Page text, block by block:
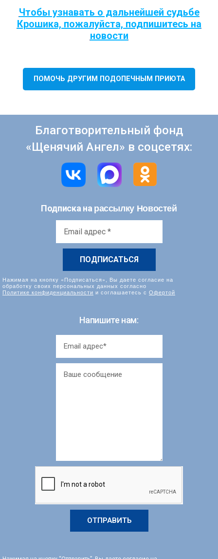
Чтобы узнавать о дальнейшей судьбе
Крошика, пожалуйста, подпишитесь на
новости
ПОМОЧЬ ДРУГИМ ПОДОПЕЧНЫМ ПРИЮТА
Благотворительный фонд
«Щенячий Ангел» в соцсетях:
Подписка на рассылку Новостей
Нажимая на кнопку «Подписаться», Вы даете согласие на
обработку своих персональных данных согласно
Политике конфиденциальности и соглашаетесь с Офертой
Напишите нам:
ОТПРАВИТЬ